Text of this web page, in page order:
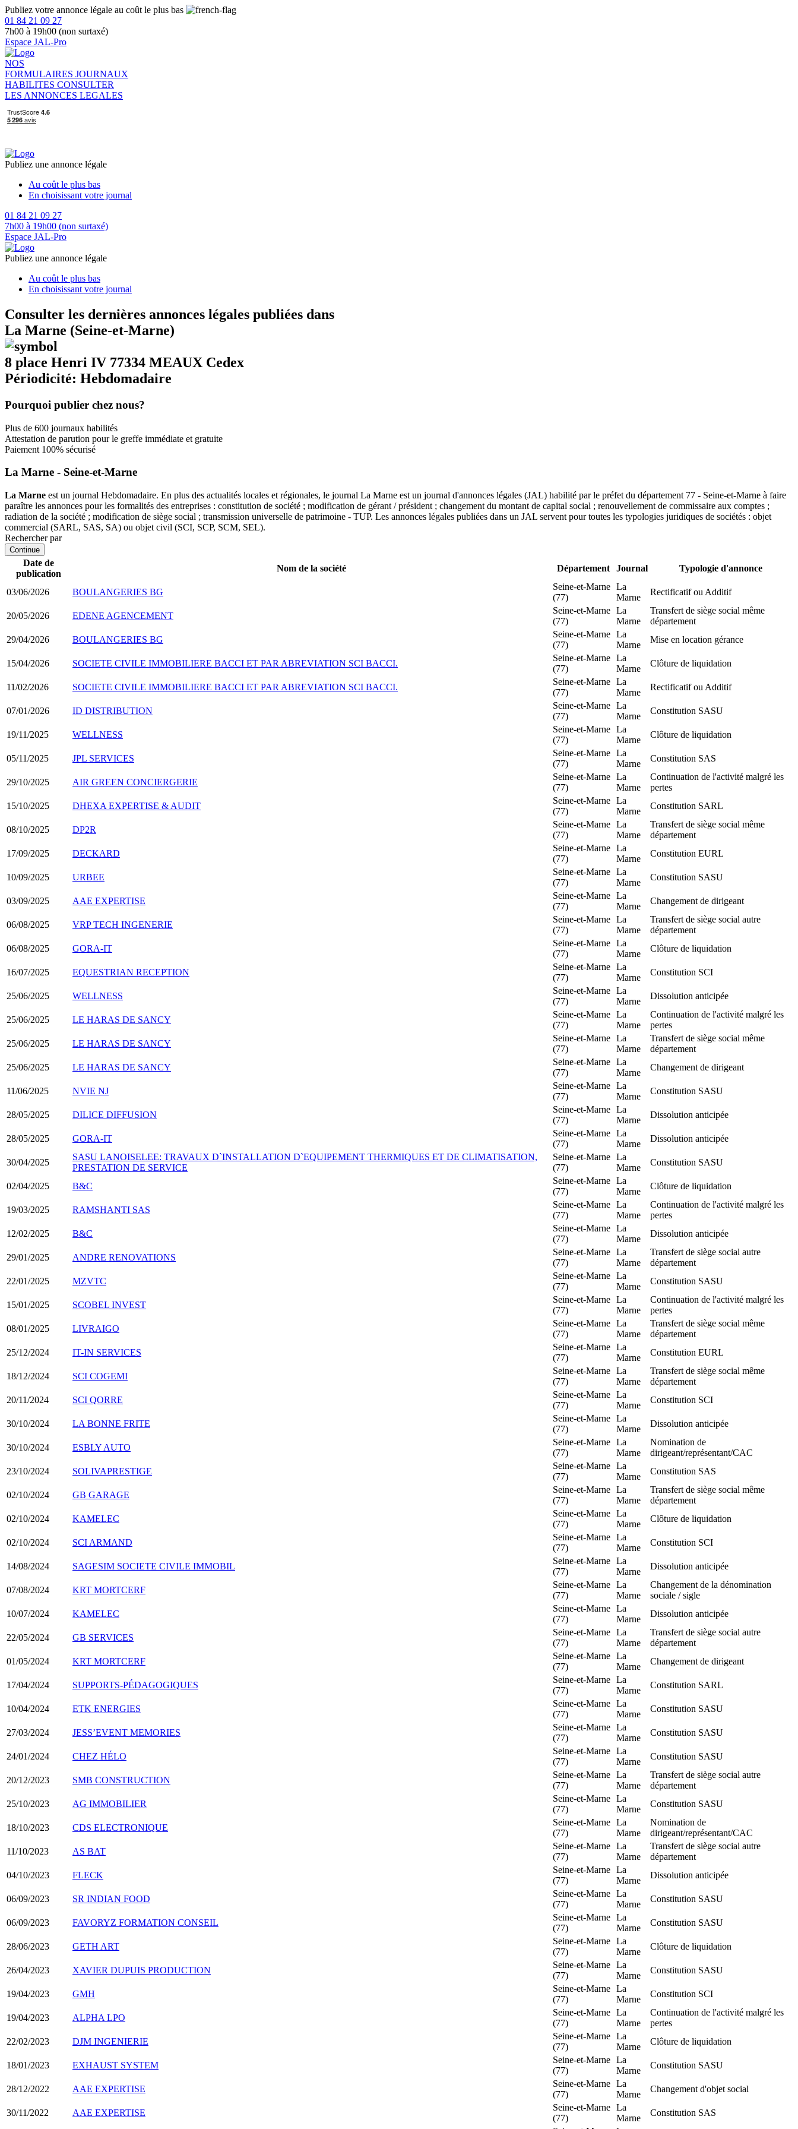
Publiez votre annonce légale au coût le plus bas
01 84 21 09 27
7h00 à 19h00 (non surtaxé)
Espace JAL-Pro
NOS
FORMULAIRES JOURNAUX
HABILITES CONSULTER
LES ANNONCES LEGALES
Publiez une annonce légale
Au coût le plus bas
En choisissant votre journal
01 84 21 09 27
7h00 à 19h00 (non surtaxé)
Espace JAL-Pro
Publiez une annonce légale
Au coût le plus bas
En choisissant votre journal
Consulter les dernières annonces légales publiées dans
La Marne (Seine-et-Marne)
8 place Henri IV 77334 MEAUX Cedex
Périodicité: Hebdomadaire
Pourquoi publier chez nous?
Plus de 600 journaux habilités
Attestation de parution pour le greffe immédiate et gratuite
Paiement 100% sécurisé
La Marne - Seine-et-Marne
La Marne est un journal Hebdomadaire. En plus des actualités locales et régionales, le journal La Marne est un journal d'annonces légales (JAL) habilité par le préfet du département 77 - Seine-et-Marne à faire
paraître les annonces pour les formalités des entreprises : constitution de société ; modification de gérant / président ; changement du montant de capital social ; renouvellement de commissaire aux comptes ;
radiation de la société ; modification de siège social ; transmission universelle de patrimoine - TUP. Les annonces légales publiées dans un JAL servent pour toutes les typologies juridiques de sociétés : objet
commercial (SARL, SAS, SA) ou objet civil (SCI, SCP, SCM, SEL).
Rechercher par
Continue
Date de
publication
Nom de la société Département Journal Typologie d'annonce
03/06/2026 BOULANGERIES BG
Seine-et-Marne
(77)
La
Marne
Rectificatif ou Additif
20/05/2026 EDENE AGENCEMENT
Seine-et-Marne
(77)
La
Marne
Transfert de siège social même
département
29/04/2026
BOULANGERIES BG
Seine-et-Marne
(77)
La
Marne
Mise en location gérance
15/04/2026 SOCIETE CIVILE IMMOBILIERE BACCI ET PAR ABREVIATION SCI BACCI.
Seine-et-Marne
(77)
La
Marne
Clôture de liquidation
11/02/2026 SOCIETE CIVILE IMMOBILIERE BACCI ET PAR ABREVIATION SCI BACCI.
Seine-et-Marne
(77)
La
Marne
Rectificatif ou Additif
07/01/2026 ID DISTRIBUTION
Seine-et-Marne
(77)
La
Marne
Constitution SASU
19/11/2025 WELLNESS
Seine-et-Marne
(77)
La
Marne
Clôture de liquidation
05/11/2025 JPL SERVICES
Seine-et-Marne
(77)
La
Marne
Constitution SAS
29/10/2025 AIR GREEN CONCIERGERIE
Seine-et-Marne
(77)
La
Marne
Continuation de l'activité malgré les
pertes
15/10/2025
DHEXA EXPERTISE & AUDIT
Seine-et-Marne
(77)
La
Marne
Constitution SARL
08/10/2025 DP2R
Seine-et-Marne
(77)
La
Marne
Transfert de siège social même
département
17/09/2025
DECKARD
Seine-et-Marne
(77)
La
Marne
Constitution EURL
10/09/2025 URBEE
Seine-et-Marne
(77)
La
Marne
Constitution SASU
03/09/2025 AAE EXPERTISE
Seine-et-Marne
(77)
La
Marne
Changement de dirigeant
06/08/2025 VRP TECH INGENERIE
Seine-et-Marne
(77)
La
Marne
Transfert de siège social autre
département
06/08/2025
GORA-IT
Seine-et-Marne
(77)
La
Marne
Clôture de liquidation
16/07/2025 EQUESTRIAN RECEPTION
Seine-et-Marne
(77)
La
Marne
Constitution SCI
25/06/2025 WELLNESS
Seine-et-Marne
(77)
La
Marne
Dissolution anticipée
25/06/2025 LE HARAS DE SANCY
Seine-et-Marne
(77)
La
Marne
Continuation de l'activité malgré les
pertes
25/06/2025
LE HARAS DE SANCY
Seine-et-Marne
(77)
La
Marne
Transfert de siège social même
département
25/06/2025
LE HARAS DE SANCY
Seine-et-Marne
(77)
La
Marne
Changement de dirigeant
11/06/2025 NVIE NJ
Seine-et-Marne
(77)
La
Marne
Constitution SASU
28/05/2025 DILICE DIFFUSION
Seine-et-Marne
(77)
La
Marne
Dissolution anticipée
28/05/2025 GORA-IT
Seine-et-Marne
(77)
La
Marne
Dissolution anticipée
30/04/2025
SASU LANOISELEE: TRAVAUX D`INSTALLATION D`EQUIPEMENT THERMIQUES ET DE CLIMATISATION,
PRESTATION DE SERVICE
Seine-et-Marne
(77)
La
Marne
Constitution SASU
02/04/2025 B&C
Seine-et-Marne
(77)
La
Marne
Clôture de liquidation
19/03/2025 RAMSHANTI SAS
Seine-et-Marne
(77)
La
Marne
Continuation de l'activité malgré les
pertes
12/02/2025
B&C
Seine-et-Marne
(77)
La
Marne
Dissolution anticipée
29/01/2025 ANDRE RENOVATIONS
Seine-et-Marne
(77)
La
Marne
Transfert de siège social autre
département
22/01/2025
MZVTC
Seine-et-Marne
(77)
La
Marne
Constitution SASU
15/01/2025 SCOBEL INVEST
Seine-et-Marne
(77)
La
Marne
Continuation de l'activité malgré les
pertes
08/01/2025
LIVRAIGO
Seine-et-Marne
(77)
La
Marne
Transfert de siège social même
département
25/12/2024
IT-IN SERVICES
Seine-et-Marne
(77)
La
Marne
Constitution EURL
18/12/2024 SCI COGEMI
Seine-et-Marne
(77)
La
Marne
Transfert de siège social même
département
20/11/2024
SCI QORRE
Seine-et-Marne
(77)
La
Marne
Constitution SCI
30/10/2024 LA BONNE FRITE
Seine-et-Marne
(77)
La
Marne
Dissolution anticipée
30/10/2024 ESBLY AUTO
Seine-et-Marne
(77)
La
Marne
Nomination de
dirigeant/représentant/CAC
23/10/2024
SOLIVAPRESTIGE
Seine-et-Marne
(77)
La
Marne
Constitution SAS
02/10/2024 GB GARAGE
Seine-et-Marne
(77)
La
Marne
Transfert de siège social même
département
02/10/2024
KAMELEC
Seine-et-Marne
(77)
La
Marne
Clôture de liquidation
02/10/2024 SCI ARMAND
Seine-et-Marne
(77)
La
Marne
Constitution SCI
14/08/2024 SAGESIM SOCIETE CIVILE IMMOBIL
Seine-et-Marne
(77)
La
Marne
Dissolution anticipée
07/08/2024 KRT MORTCERF
Seine-et-Marne
(77)
La
Marne
Changement de la dénomination
sociale / sigle
10/07/2024
KAMELEC
Seine-et-Marne
(77)
La
Marne
Dissolution anticipée
22/05/2024 GB SERVICES
Seine-et-Marne
(77)
La
Marne
Transfert de siège social autre
département
01/05/2024
KRT MORTCERF
Seine-et-Marne
(77)
La
Marne
Changement de dirigeant
17/04/2024 SUPPORTS-PÉDAGOGIQUES
Seine-et-Marne
(77)
La
Marne
Constitution SARL
10/04/2024 ETK ENERGIES
Seine-et-Marne
(77)
La
Marne
Constitution SASU
27/03/2024 JESS’EVENT MEMORIES
Seine-et-Marne
(77)
La
Marne
Constitution SASU
24/01/2024 CHEZ HÉLO
Seine-et-Marne
(77)
La
Marne
Constitution SASU
20/12/2023 SMB CONSTRUCTION
Seine-et-Marne
(77)
La
Marne
Transfert de siège social autre
département
25/10/2023
AG IMMOBILIER
Seine-et-Marne
(77)
La
Marne
Constitution SASU
18/10/2023 CDS ELECTRONIQUE
Seine-et-Marne
(77)
La
Marne
Nomination de
dirigeant/représentant/CAC
11/10/2023
AS BAT
Seine-et-Marne
(77)
La
Marne
Transfert de siège social autre
département
04/10/2023
FLECK
Seine-et-Marne
(77)
La
Marne
Dissolution anticipée
06/09/2023 SR INDIAN FOOD
Seine-et-Marne
(77)
La
Marne
Constitution SASU
06/09/2023 FAVORYZ FORMATION CONSEIL
Seine-et-Marne
(77)
La
Marne
Constitution SASU
28/06/2023 GETH ART
Seine-et-Marne
(77)
La
Marne
Clôture de liquidation
26/04/2023 XAVIER DUPUIS PRODUCTION
Seine-et-Marne
(77)
La
Marne
Constitution SASU
19/04/2023 GMH
Seine-et-Marne
(77)
La
Marne
Constitution SCI
19/04/2023 ALPHA LPO
Seine-et-Marne
(77)
La
Marne
Continuation de l'activité malgré les
pertes
22/02/2023
DJM INGENIERIE
Seine-et-Marne
(77)
La
Marne
Clôture de liquidation
18/01/2023 EXHAUST SYSTEM
Seine-et-Marne
(77)
La
Marne
Constitution SASU
28/12/2022 AAE EXPERTISE
Seine-et-Marne
(77)
La
Marne
Changement d'objet social
30/11/2022 AAE EXPERTISE
Seine-et-Marne
(77)
La
Marne
Constitution SAS